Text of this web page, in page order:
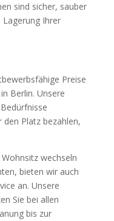
sind sicher, sauber
Ihrer
Preise
Berlin. Unsere
den Platz bezahlen,
wechseln
bieten wir auch
an. Unsere
Sie bei allen
bis zur